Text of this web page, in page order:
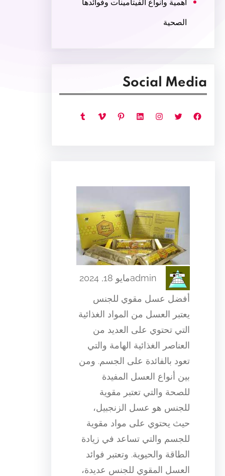
أهمية وأنواع الفيتامينات وفوائدها
الصحية
Social Media
فيسبوك تويتر إنستجرام لينكد إن بينتريست فيميو تمبلر
adminمايو 18, 2024
أفضل عسل مقوي للجنس
يعتبر العسل من المواد الغذائية
التي تحتوي على العديد من
العناصر الغذائية الهامة والتي
تعود بالفائدة على الجسم. ومن
بين أنواع العسل المفيدة
للصحة والتي تعتبر مقوية
للجنس هو عسل الزنجبيل،
حيث يحتوي على مواد مقوية
للجسم والتي تساعد في زيادة
الطاقة والحيوية. وتعتبر فوائد
العسل المقوي للجنس عديدة،